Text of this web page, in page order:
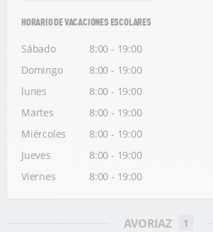
HORARIO DE VACACIONES ESCOLARES
Sábado
8:00 - 19:00
Domingo
8:00 - 19:00
lunes
8:00 - 19:00
Martes
8:00 - 19:00
Miércoles
8:00 - 19:00
Jueves
8:00 - 19:00
Viernes
8:00 - 19:00
AVORIAZ 1